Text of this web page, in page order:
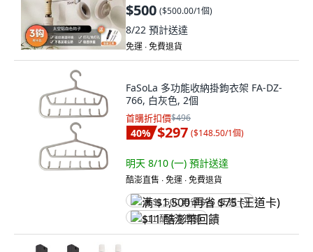
$500 ($500.00/1個)
8/22 預計送達
免運 ∙ 免費退貨
FaSoLa 多功能收納掛鉤衣架 FA-DZ-
766, 白灰色, 2個
首購折扣價$496
40% $297 ($148.50/1個)
明天 8/10 (一) 預計送達
酷澎直售 ∙ 免運 ∙ 免費退貨
满 $1,500 再省 $75 (王道卡)
$11 酷澎幣回饋